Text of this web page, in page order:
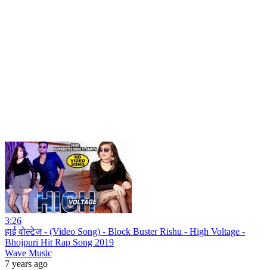
3:26
हाई वोल्टेज - (Video Song) - Block Buster Rishu - High Voltage -
Bhojpuri Hit Rap Song 2019
Wave Music
7 years ago